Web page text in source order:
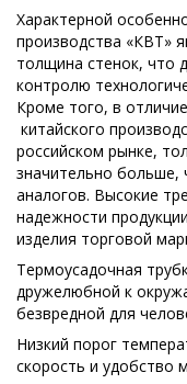
Характерной
производства «КВТ»
толщина стенок, что
контролю
Кроме того, в
китайского
российском рынке,
значительно больше,
аналогов. Высокие
надежности
изделия торговой
Термоусадочная
дружелюбной к
безвредной для
Низкий порог
скорость и удобство